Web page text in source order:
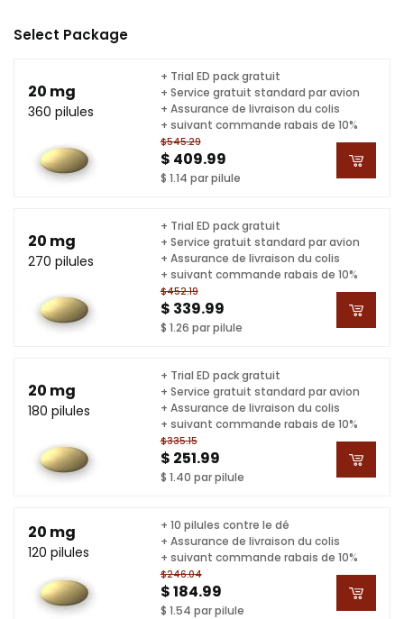
Select Package
20 mg
360 pilules
$545.29
$ 409.99
$ 1.14 par pilule
+ Trial ED pack gratuit
+ Service gratuit standard par avion
+ Assurance de livraison du colis
+ suivant commande rabais de 10%
20 mg
270 pilules
$452.19
$ 339.99
$ 1.26 par pilule
+ Trial ED pack gratuit
+ Service gratuit standard par avion
+ Assurance de livraison du colis
+ suivant commande rabais de 10%
20 mg
180 pilules
$335.15
$ 251.99
$ 1.40 par pilule
+ Trial ED pack gratuit
+ Service gratuit standard par avion
+ Assurance de livraison du colis
+ suivant commande rabais de 10%
20 mg
120 pilules
$246.04
$ 184.99
$ 1.54 par pilule
+ 10 pilules contre le dé
+ Assurance de livraison du colis
+ suivant commande rabais de 10%